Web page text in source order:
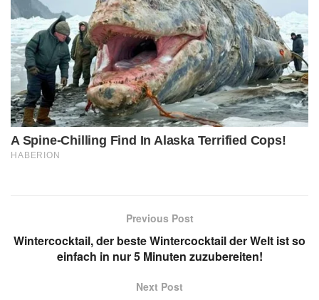
Previous Post
Wintercocktail, der beste Wintercocktail der Welt ist so
einfach in nur 5 Minuten zuzubereiten!
Next Post